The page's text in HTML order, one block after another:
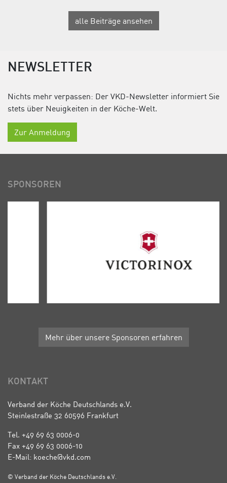
alle Beiträge ansehen
NEWSLETTER
Nichts mehr verpassen: Der VKD-Newsletter informiert Sie
stets über Neuigkeiten in der Köche-Welt.
Zur Anmeldung
SPONSOREN
Mehr über unsere Sponsoren erfahren
KONTAKT
Verband der Köche Deutschlands e.V.
Steinlestraße 32 60596 Frankfurt
Tel. +49 69 63 0006-0
Fax +49 69 63 0006-10
E-Mail: koeche@vkd.com
© Verband der Köche Deutschlands e.V.